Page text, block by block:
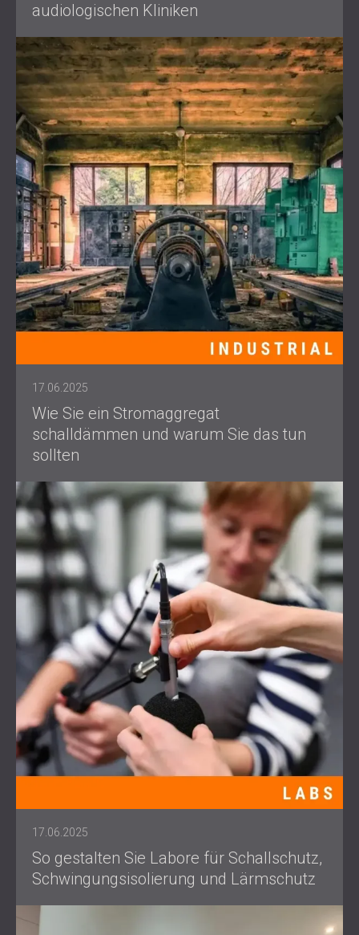
audiologischen Kliniken
17.06.2025
Wie Sie ein Stromaggregat
schalldämmen und warum Sie das tun
sollten
17.06.2025
So gestalten Sie Labore für Schallschutz,
Schwingungsisolierung und Lärmschutz